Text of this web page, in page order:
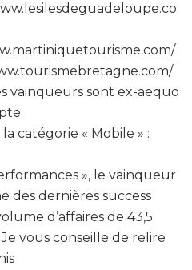
vainqueurs sont ex-aequo
catégorie « Mobile » :
», le vainqueur
des dernières success
d’affaires de 43,5
vous conseille de relire